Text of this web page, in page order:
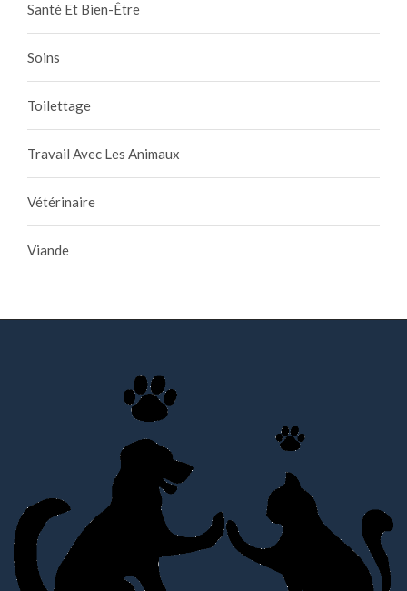
Santé Et Bien-Être
Soins
Toilettage
Travail Avec Les Animaux
Vétérinaire
Viande